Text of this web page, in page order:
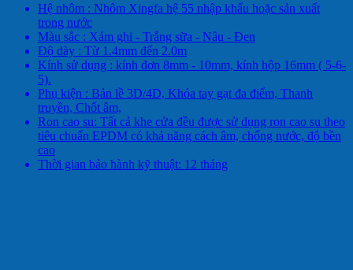
Hệ nhôm : Nhôm Xingfa hệ 55 nhập khẩu hoặc sản xuất
trong nước
Màu sắc : Xám ghi - Trắng sữa - Nâu - Đen
Độ dày : Từ 1.4mm đến 2.0m
Kính sử dụng : kính đơn 8mm - 10mm, kính hộp 16mm ( 5-6-
5).
Phụ kiện : Bản lề 3D/4D, Khóa tay gạt đa điểm, Thanh
truyền, Chốt âm,
Ron cao su: Tất cả khe cửa đều được sử dụng ron cao su theo
tiêu chuẩn EPDM có khả năng cách âm, chống nước, độ bền
cao
Thời gian bảo hành kỹ thuật: 12 tháng